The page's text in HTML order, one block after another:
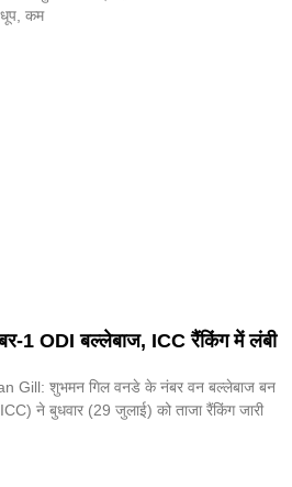
धूप, कम
1 ODI बल्लेबाज, ICC रैंकिंग में लंबी
Gill: शुभमन गिल वनडे के नंबर वन बल्लेबाज बन
ने बुधवार (29 जुलाई) को ताजा रैंकिंग जारी